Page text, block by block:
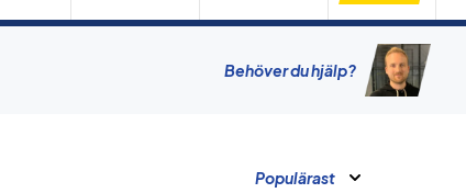
Behöver du hjälp?
Populärast